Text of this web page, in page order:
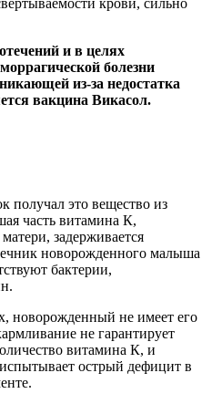
и в целях
болезни
из-за недостатка
вакцина Викасол.
получал это вещество из
часть витамина К,
задерживается
новорожденного малыша
бактерии,
новорожденный не имеет его
не гарантирует
витамина К, и
острый дефицит в